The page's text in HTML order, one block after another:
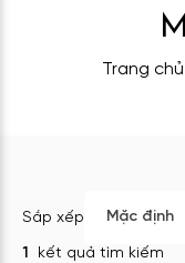
Trang chủ
Sắp xếp Mặc định
1 kết quả tìm kiếm